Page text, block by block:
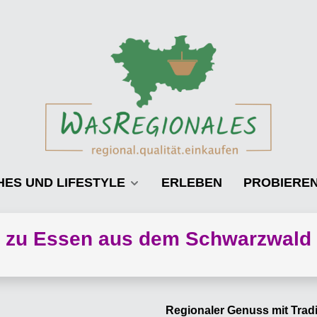
UND LIFESTYLE ERLEBEN
zu Essen aus dem Schwarzwald
Regionaler Genuss mit